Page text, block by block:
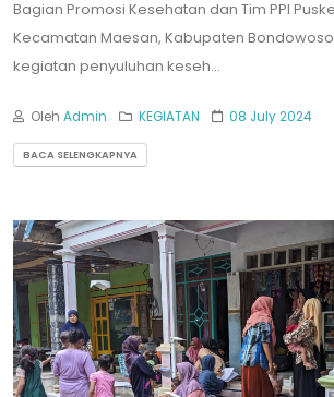
Bagian Promosi Kesehatan dan Tim PPI
Kecamatan Maesan, Kabupaten
kegiatan penyuluhan keseh...
Oleh Admin KEGIATAN 08 July 2024
BACA SELENGKAPNYA